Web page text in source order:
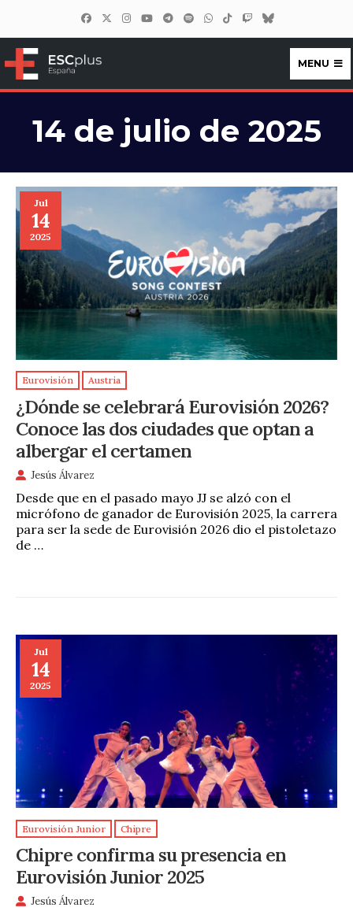
ESCplus España
MENU
14 de julio de 2025
Jul
14
2025
Eurovisión Austria
¿Dónde se celebrará Eurovisión 2026?
Conoce las dos ciudades que optan a
albergar el certamen
Jesús Álvarez
Desde que en el pasado mayo JJ se alzó con el
micrófono de ganador de Eurovisión 2025, la carrera
para ser la sede de Eurovisión 2026 dio el pistoletazo
de …
Jul
14
2025
Eurovisión Junior Chipre
Chipre confirma su presencia en
Eurovisión Junior 2025
Jesús Álvarez